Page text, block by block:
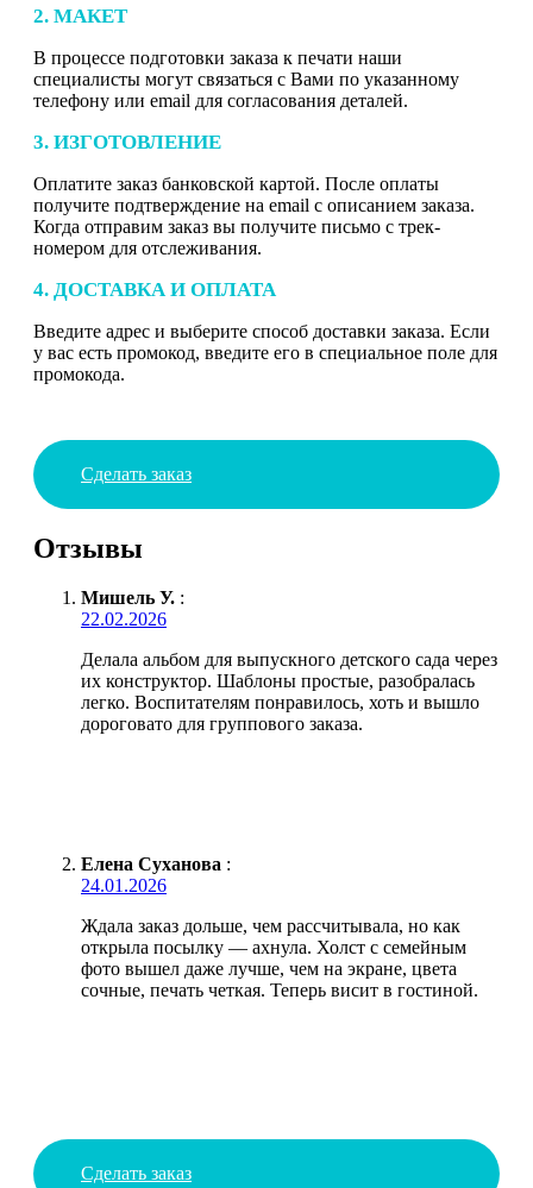
2. МАКЕТ
В процессе подготовки заказа к печати наши
специалисты могут связаться с Вами по указанному
телефону или email для согласования деталей.
3. ИЗГОТОВЛЕНИЕ
Оплатите заказ банковской картой. После оплаты
получите подтверждение на email с описанием заказа.
Когда отправим заказ вы получите письмо с трек-
номером для отслеживания.
4. ДОСТАВКА И ОПЛАТА
Введите адрес и выберите способ доставки заказа. Если
у вас есть промокод, введите его в специальное поле для
промокода.
Сделать заказ
Отзывы
Мишель У. :
22.02.2026
Делала альбом для выпускного детского сада через
их конструктор. Шаблоны простые, разобралась
легко. Воспитателям понравилось, хоть и вышло
дороговато для группового заказа.
Елена Суханова :
24.01.2026
Ждала заказ дольше, чем рассчитывала, но как
открыла посылку — ахнула. Холст с семейным
фото вышел даже лучше, чем на экране, цвета
сочные, печать четкая. Теперь висит в гостиной.
Сделать заказ